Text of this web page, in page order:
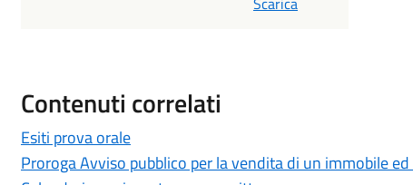
Contenuti correlati
Esiti prova orale
Proroga Avviso pubblico per la vendita di un immobile